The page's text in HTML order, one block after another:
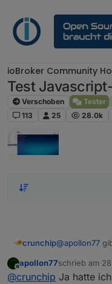
ioBroker Community
Test
Verschoben Tester
113
25 28.0k
crunchip@apollon77
apollon77schrieb am
zuletzt
@crunchip Ja hatte